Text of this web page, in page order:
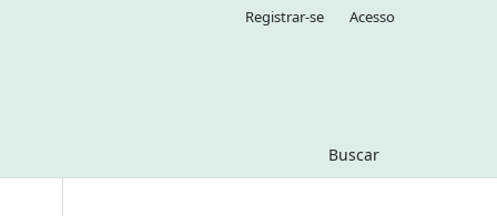
Buscar
Registrar-se Acesso